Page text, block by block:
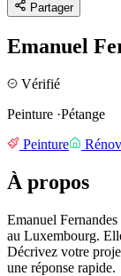
Partager
Emanuel
Vérifié
Peinture ·Pétange
Peinture
À propos
Emanuel
au Luxembourg.
Décrivez votre
une réponse rapide.